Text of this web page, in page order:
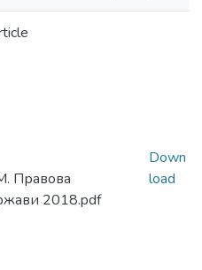
Правова
2018.pdf
Down
load